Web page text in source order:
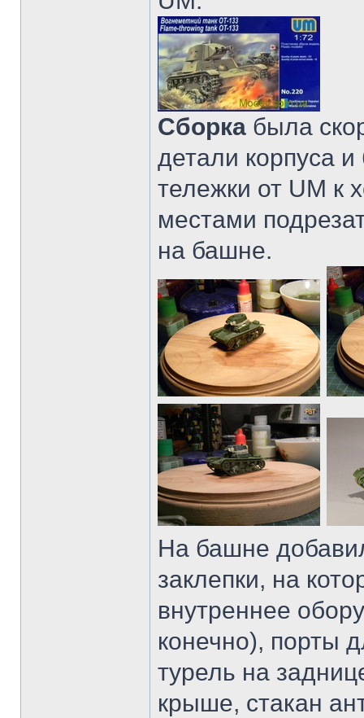
Сборка была
детали корпуса
тележки от UM к
местами
на башне.
На башне
заклепки, на
внутреннее
конечно), порты
турель на
крыше, стакан